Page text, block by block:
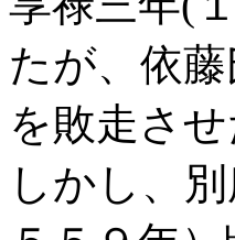
たが、依
を敗走させ
しかし、